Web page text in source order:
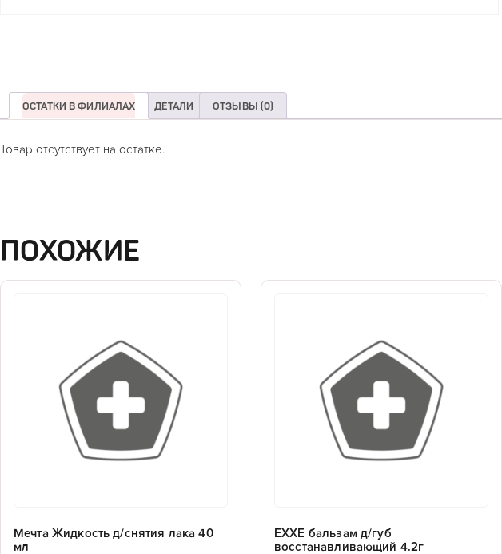
ОСТАТКИ В ФИЛИАЛАХ ДЕТАЛИ ОТЗЫВЫ (0)
Товар отсутствует на остатке.
ПОХОЖИЕ
Мечта Жидкость д/снятия лака 40
мл
EXXE бальзам д/губ
восстанавливающий 4.2г